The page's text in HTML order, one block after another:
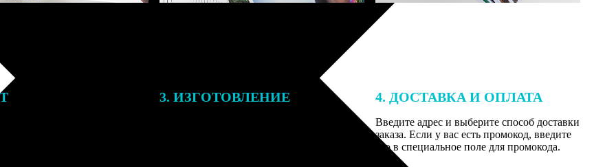
заказа к печати
могут связаться с Вами
телефону или email для
3. ИЗГОТОВЛЕНИЕ 4. ДОСТАВКА И ОПЛАТА
Введите адрес и выберите способ доставки
заказа. Если у вас есть промокод, введите
его в специальное поле для промокода.